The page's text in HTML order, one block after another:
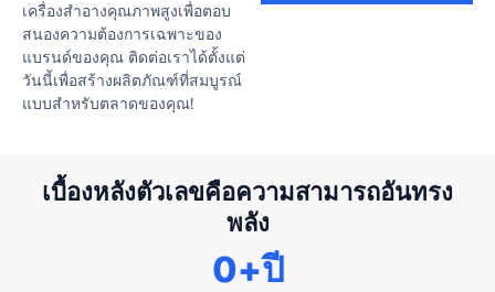
เครื่องสำอางคุณภาพสูงเพื่อตอบ
สนองความต้องการเฉพาะของ
แบรนด์ของคุณ ติดต่อเราได้ตั้งแต่
วันนี้เพื่อสร้างผลิตภัณฑ์ที่สมบูรณ์
แบบสำหรับตลาดของคุณ!
เบื้องหลังตัวเลขคือความสามารถอันทรง
พลัง
0+ปี